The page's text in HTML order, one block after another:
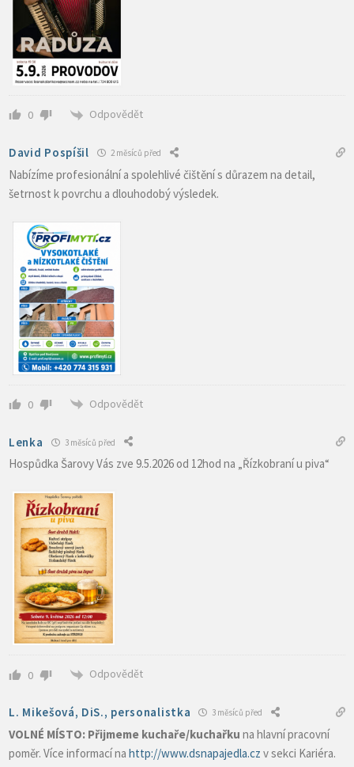
0 Odpovědět
David Pospíšil 2 měsíců před
Nabízíme profesionální a spolehlivé čištění s důrazem na detail,
šetrnost k povrchu a dlouhodobý výsledek.
0 Odpovědět
Lenka 3 měsíců před
Hospůdka Šarovy Vás zve 9.5.2026 od 12hod na „Řízkobraní u piva“
0 Odpovědět
L. Mikešová, DiS., personalistka 3 měsíců před
VOLNÉ MÍSTO: Přijmeme kuchaře/kuchařku na hlavní pracovní
poměr. Více informací na http://www.dsnapajedla.cz v sekci Kariéra.